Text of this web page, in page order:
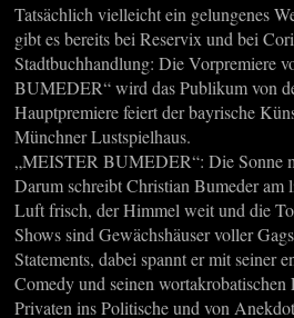
Tatsächlich vielleicht ein gelungenes
gibt es bereits bei Reservix und bei
Stadtbuchhandlung: Die Vorpremiere
BUMEDER“ wird das Publikum von
Hauptpremiere feiert der bayrische
Münchner Lustspielhaus.
„MEISTER BUMEDER“: Die Sonne
Darum schreibt Christian Bumeder am
Luft frisch, der Himmel weit und die
Shows sind Gewächshäuser voller
Statements, dabei spannt er mit seiner
Comedy und seinen
Privaten ins Politische und von